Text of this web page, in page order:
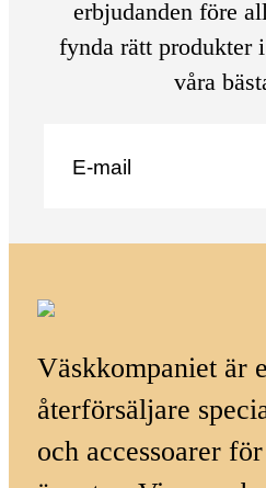
erbjudanden före
fynda rätt produkter
våra
Väskkompaniet är
återförsäljare
och accessoarer